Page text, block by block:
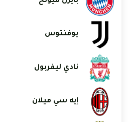
يوفنتوس
نادي ليفربول
إيه سي ميلان